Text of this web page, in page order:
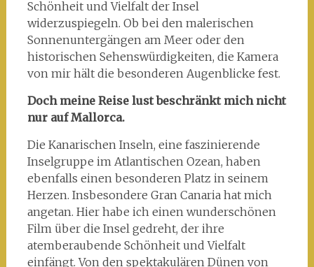
Schönheit und Vielfalt der Insel
widerzuspiegeln. Ob bei den malerischen
Sonnenuntergängen am Meer oder den
historischen Sehenswürdigkeiten, die Kamera
von mir hält die besonderen Augenblicke fest.
Doch meine Reise lust beschränkt mich nicht
nur auf Mallorca.
Die Kanarischen Inseln, eine faszinierende
Inselgruppe im Atlantischen Ozean, haben
ebenfalls einen besonderen Platz in seinem
Herzen. Insbesondere Gran Canaria hat mich
angetan. Hier habe ich einen wunderschönen
Film über die Insel gedreht, der ihre
atemberaubende Schönheit und Vielfalt
einfängt. Von den spektakulären Dünen von